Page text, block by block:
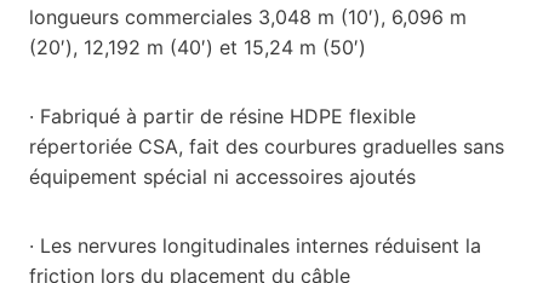
longueurs commerciales 3,048 m (10′), 6,096 m
(20′), 12,192 m (40′) et 15,24 m (50′)
· Fabriqué à partir de résine HDPE flexible
répertoriée CSA, fait des courbures graduelles sans
équipement spécial ni accessoires ajoutés
· Les nervures longitudinales internes réduisent la
friction lors du placement du câble